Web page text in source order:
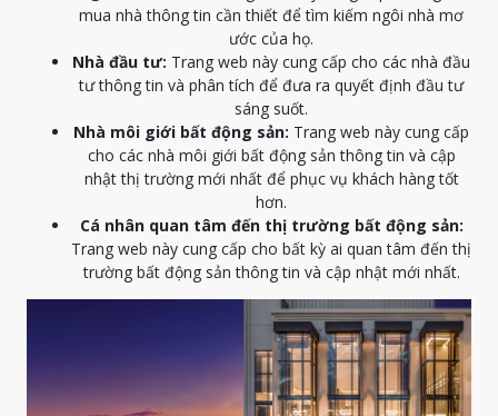
mua nhà thông tin cần thiết để tìm kiếm ngôi nhà mơ
ước của họ.
Nhà đầu tư: Trang web này cung cấp cho các nhà đầu
tư thông tin và phân tích để đưa ra quyết định đầu tư
sáng suốt.
Nhà môi giới bất động sản: Trang web này cung cấp
cho các nhà môi giới bất động sản thông tin và cập
nhật thị trường mới nhất để phục vụ khách hàng tốt
hơn.
Cá nhân quan tâm đến thị trường bất động sản:
Trang web này cung cấp cho bất kỳ ai quan tâm đến thị
trường bất động sản thông tin và cập nhật mới nhất.